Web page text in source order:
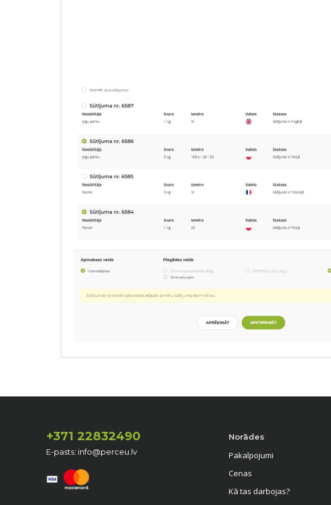
+371 22832490
E-pasts: info@perceu.lv
Norādes
Pakalpojumi
Cenas
Kā tas darbojas?